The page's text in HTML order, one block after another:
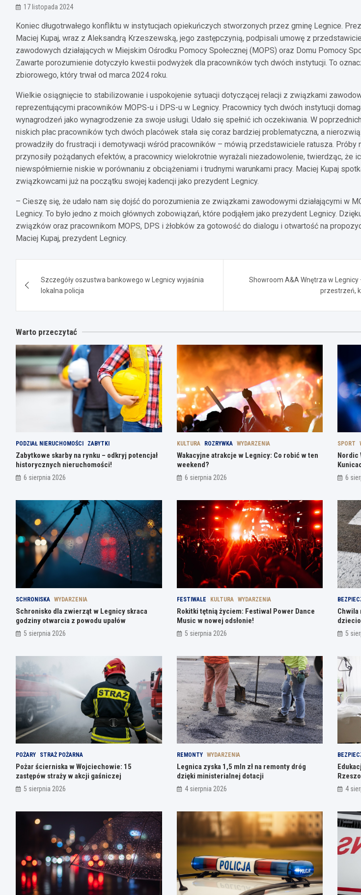
17 listopada 2024
Koniec długotrwałego konfliktu w instytucjach opiekuńczych stworzonych przez gminę Legnice.
Maciej Kupaj, wraz z Aleksandrą Krzeszewską, jego zastępczynią, podpisali umowę z
zawodowych działających w Miejskim Ośrodku Pomocy Społecznej (MOPS) oraz Domu Pomocy
Zawarte porozumienie dotyczyło kwestii podwyżek dla pracowników tych dwóch instytucji. To
zbiorowego, który trwał od marca 2024 roku.
Wielkie osiągnięcie to stabilizowanie i uspokojenie sytuacji dotyczącej relacji z związkami
reprezentującymi pracowników MOPS-u i DPS-u w Legnicy. Pracownicy tych dwóch instytucji
wynagrodzeń jako wynagrodzenie za swoje usługi. Udało się spełnić ich oczekiwania. W
niskich płac pracowników tych dwóch placówek stała się coraz bardziej problematyczna, a
prowadziły do frustracji i demotywacji wśród pracowników – mówią przedstawiciele ratusza. Próby
przynosiły pożądanych efektów, a pracownicy wielokrotnie wyrażali niezadowolenie, twierdząc, że
niewspółmiernie niskie w porównaniu z obciążeniami i trudnymi warunkami pracy. Maciej Kupaj
związkowcami już na początku swojej kadencji jako prezydent Legnicy.
– Cieszę się, że udało nam się dojść do porozumienia ze związkami zawodowymi działającymi w
Legnicy. To było jedno z moich głównych zobowiązań, które podjąłem jako prezydent Legnicy.
związków oraz pracownikom MOPS, DPS i żłobków za gotowość do dialogu i otwartość na
Maciej Kupaj, prezydent Legnicy.
wpisuSzczegóły oszustwa bankowego w Legnicy wyjaśnia
lokalna policja
Showroom A&A Wnętrza w
przestrzeń,
Warto przeczytać
PODZIAŁ NIERUCHOMOŚCI ZABYTKI
Zabytkowe skarby na rynku – odkryj potencjał
historycznych nieruchomości!
6 sierpnia 2026
KULTURA ROZRYWKA WYDARZENIA
Wakacyjne atrakcje w Legnicy: Co robić w ten
weekend?
6 sierpnia 2026
SPORT
Nordic
6
SCHRONISKA WYDARZENIA
Schronisko dla zwierząt w Legnicy skraca
godziny otwarcia z powodu upałów
5 sierpnia 2026
FESTIWALE KULTURA WYDARZENIA
Rokitki tętnią życiem: Festiwal Power Dance
Music w nowej odsłonie!
5 sierpnia 2026
Chwila
5
POŻARY STRAŻ POŻARNA
Pożar ścierniska w Wojciechowie: 15
zastępów straży w akcji gaśniczej
5 sierpnia 2026
REMONTY WYDARZENIA
Legnica zyska 1,5 mln zł na remonty dróg
dzięki ministerialnej dotacji
4 sierpnia 2026 4